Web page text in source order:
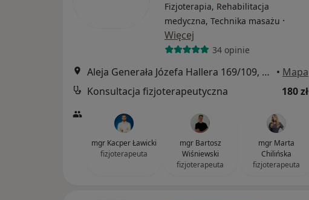
Fizjoterapia, Rehabilitacja
medyczna, Technika masażu ·
Więcej
34 opinie
Aleja Generała Józefa Hallera 169/109, Gdańsk • Mapa
Konsultacja fizjoterapeutyczna
180 zł
mgr Kacper Ławicki
fizjoterapeuta
mgr Bartosz
Wiśniewski
fizjoterapeuta
mgr Marta
Chilińska
fizjoterapeuta